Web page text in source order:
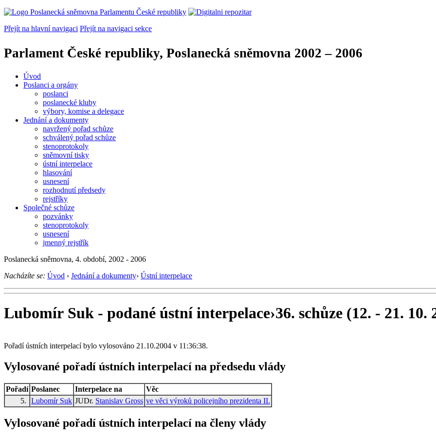
Přejít na hlavní navigaci Přejít na navigaci sekce
Parlament České republiky, Poslanecká sněmovna 2002 – 2006
Úvod
Poslanci a orgány
poslanci
poslanecké kluby
výbory, komise a delegace
Jednání a dokumenty
navržený pořad schůze
schválený pořad schůze
stenoprotokoly
sněmovní tisky
ústní interpelace
hlasování
usnesení
rozhodnutí předsedy
rejstříky
Společné schůze
pozvánky
stenoprotokoly
usnesení
jmenný rejstřík
Poslanecká sněmovna, 4. období, 2002 - 2006
Nacházíte se: Úvod › Jednání a dokumenty› Ústní interpelace
Lubomír Suk - podané ústní interpelace›36. schůze (12. - 21. 10.
Pořadí ústních interpelací bylo vylosováno 21.10.2004 v 11:36:38.
Vylosované pořadí ústních interpelací na předsedu vlády
Pořadí Poslanec Interpelace na
Věc
5.
Lubomír Suk JUDr. Stanislav Gross ve věci výroků policejního prezidenta II.
Vylosované pořadí ústních interpelací na členy vlády